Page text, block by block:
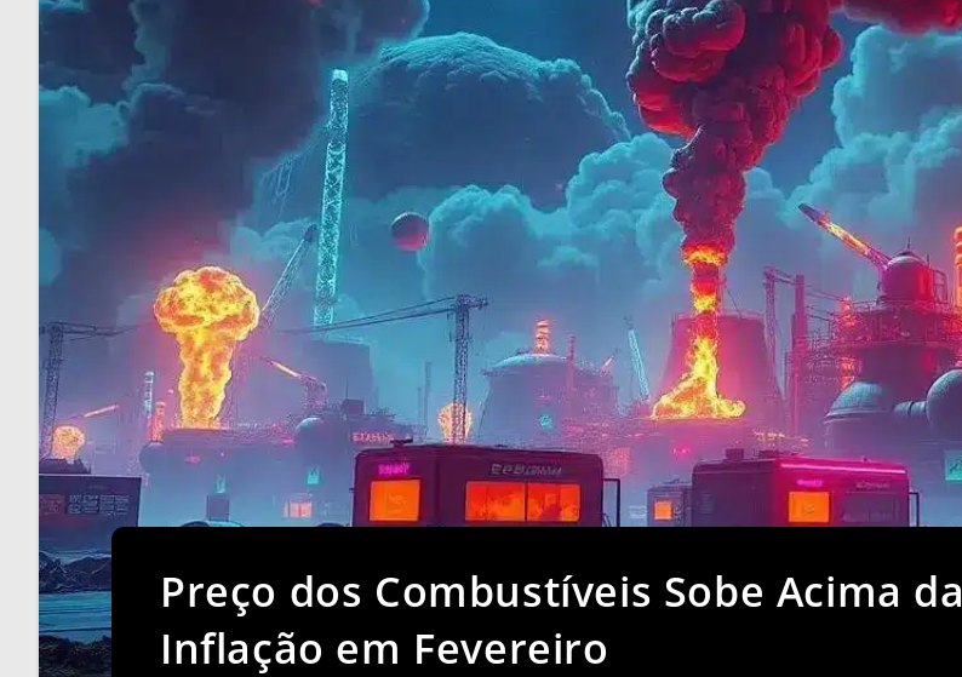
Preço dos Combustíveis Sobe Acima da
Inflação em Fevereiro